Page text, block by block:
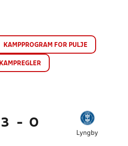
KAMPPROGRAM FOR PULJE
KAMPREGLER
3 - 0
Lyngby